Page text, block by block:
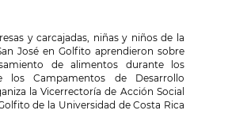
y carcajadas, niñas y niños de la
José en Golfito aprendieron sobre
de alimentos durante los
los Campamentos de Desarrollo
la Vicerrectoría de Acción Social
de la Universidad de Costa Rica